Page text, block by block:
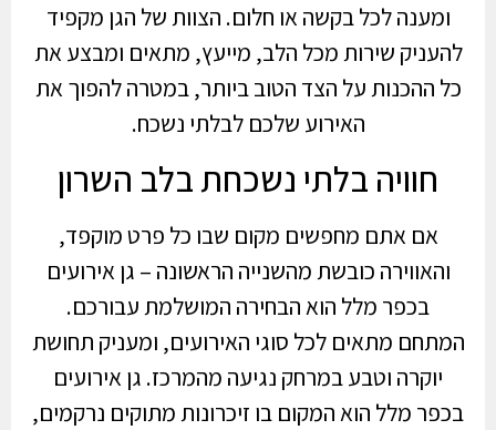
ומענה לכל בקשה או חלום. הצוות של הגן מקפיד
להעניק שירות מכל הלב, מייעץ, מתאים ומבצע את
כל ההכנות על הצד הטוב ביותר, במטרה להפוך את
האירוע שלכם לבלתי נשכח.
חוויה בלתי נשכחת בלב השרון
אם אתם מחפשים מקום שבו כל פרט מוקפד,
והאווירה כובשת מהשנייה הראשונה – גן אירועים
בכפר מלל הוא הבחירה המושלמת עבורכם.
המתחם מתאים לכל סוגי האירועים, ומעניק תחושת
יוקרה וטבע במרחק נגיעה מהמרכז. גן אירועים
בכפר מלל הוא המקום בו זיכרונות מתוקים נרקמים,